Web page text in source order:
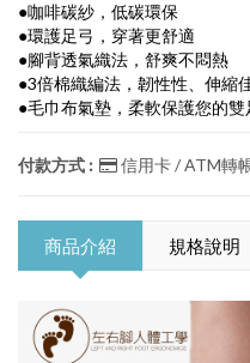
●咖啡碳紗，低碳環保
●環護足弓，穿著更舒適
●腳背透氣織法，舒爽不悶熱
●3倍棉織編法，韌性性、伸縮
●毛巾布氣墊，柔軟保護您的雙
付款方式 : 信用卡 / ATM轉
商品介紹 規格說明